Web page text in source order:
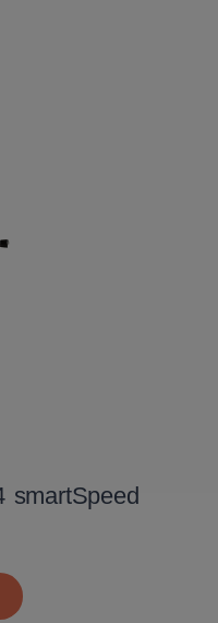
smartSpeed